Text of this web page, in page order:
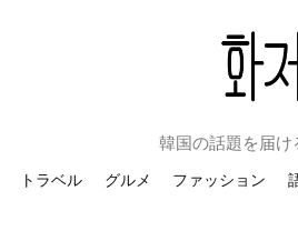
韓国の話題を届け
トラベル グルメ ファッション